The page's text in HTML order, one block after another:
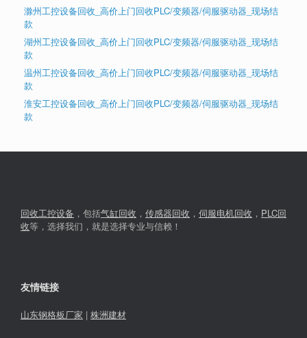
滁州工控设备回收_高价上门回收PLC/变频器/伺服驱动器_现场结
款
湖州工控设备回收_高价上门回收PLC/变频器/伺服驱动器_现场结
款
温州工控设备回收_高价上门回收PLC/变频器/伺服驱动器_现场结
款
淮安工控设备回收_高价上门回收PLC/变频器/伺服驱动器_现场结
款
回收工控设备 ，包括气缸回收 ， 传感器回收 ， 伺服电机回收 ， PLC回
收等，选择我们，就是选择专业与信赖！
友情链接
山东钢格板厂家 | 株洲建材